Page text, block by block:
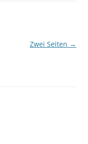
Zwei Seiten →